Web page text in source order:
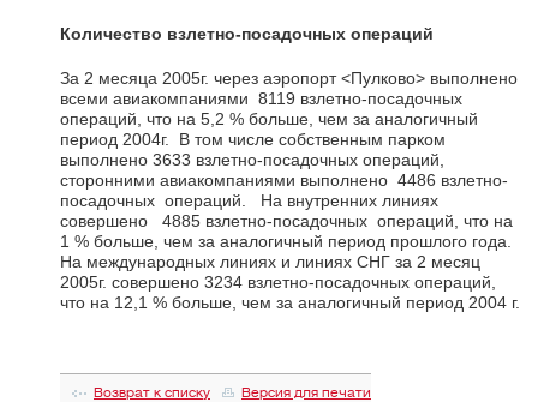
Количество взлетно-посадочных операций
За 2 месяца 2005г. через аэропорт <Пулково> выполнено
всеми авиакомпаниями 8119 взлетно-посадочных
операций, что на 5,2 % больше, чем за аналогичный
период 2004г. В том числе собственным парком
выполнено 3633 взлетно-посадочных операций,
сторонними авиакомпаниями выполнено 4486 взлетно-
посадочных операций. На внутренних линиях
совершено 4885 взлетно-посадочных операций, что на
1 % больше, чем за аналогичный период прошлого года.
На международных линиях и линиях СНГ за 2 месяц
2005г. совершено 3234 взлетно-посадочных операций,
что на 12,1 % больше, чем за аналогичный период 2004 г.
Возврат к списку Версия для печати